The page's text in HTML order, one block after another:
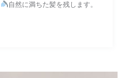
自然に満ちた髪を残します。